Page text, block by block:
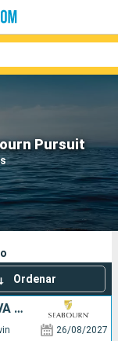
Pursuit
Compañías
Ordenar
AUSTRALIA, INDONESIA, PAPÚA NUEVA GUINEA, ISLAS SALOMON, VANUATU, FIDJI (ISLAS)
26/08/2027